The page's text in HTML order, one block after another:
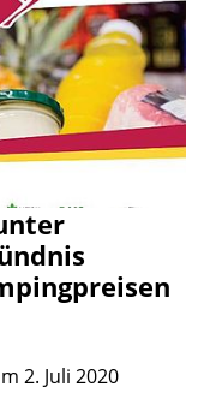
2. Juli 2020